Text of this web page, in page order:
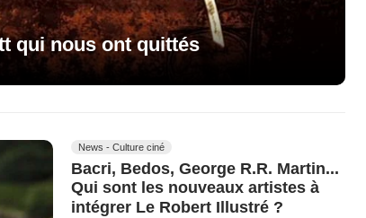
qui nous ont quittés
News - Culture ciné
Bacri, Bedos, George R.R. Martin...
Qui sont les nouveaux artistes à
intégrer Le Robert Illustré ?